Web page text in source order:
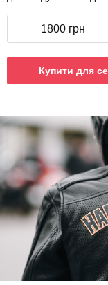
1800 грн
Купити для